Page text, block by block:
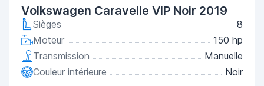
Volkswagen Caravelle VIP Noir 2019
Sièges
8
Moteur
150 hp
Transmission
Manuelle
Couleur intérieure
Noir